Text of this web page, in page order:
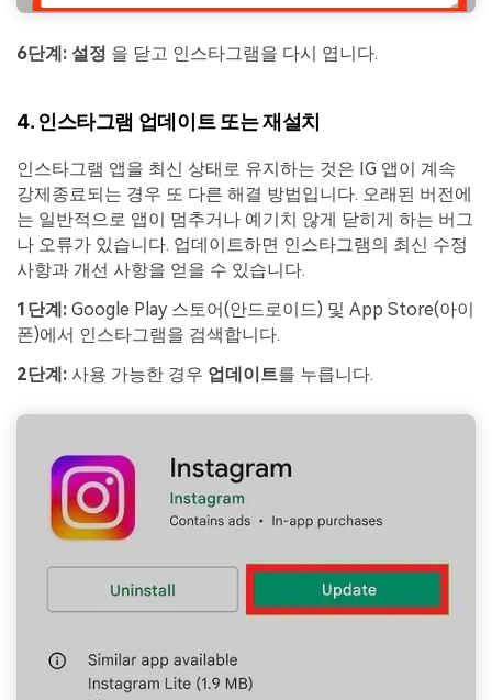
6단계: 설정 을 닫고 인스타그램을 다시 엽니다.
4. 인스타그램 업데이트 또는 재설치
인스타그램 앱을 최신 상태로 유지하는 것은 IG 앱이 계속
강제종료되는 경우 또 다른 해결 방법입니다. 오래된 버전에
는 일반적으로 앱이 멈추거나 예기치 않게 닫히게 하는 버그
나 오류가 있습니다. 업데이트하면 인스타그램의 최신 수정
사항과 개선 사항을 얻을 수 있습니다.
1단계: Google Play 스토어(안드로이드) 및 App Store(아이
폰)에서 인스타그램을 검색합니다.
2단계: 사용 가능한 경우 업데이트를 누릅니다.